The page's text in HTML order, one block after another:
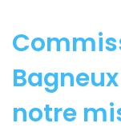
notre